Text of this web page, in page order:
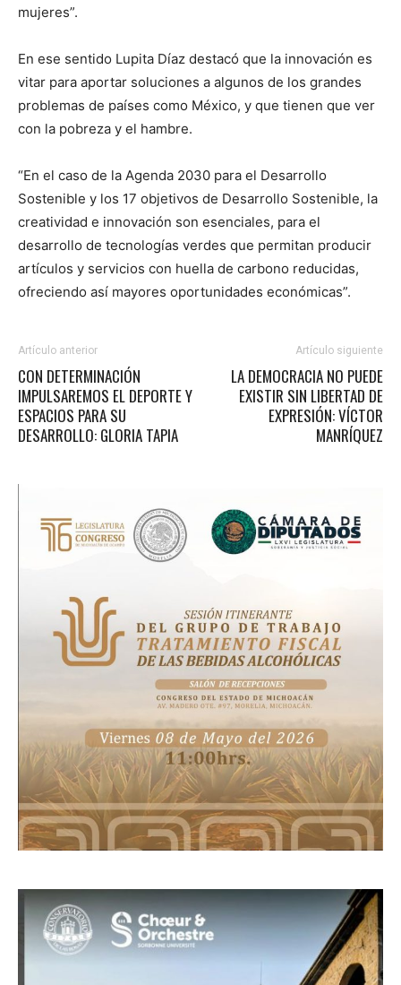
mujeres”.
En ese sentido Lupita Díaz destacó que la innovación es
vitar para aportar soluciones a algunos de los grandes
problemas de países como México, y que tienen que ver
con la pobreza y el hambre.
“En el caso de la Agenda 2030 para el Desarrollo
Sostenible y los 17 objetivos de Desarrollo Sostenible, la
creatividad e innovación son esenciales, para el
desarrollo de tecnologías verdes que permitan producir
artículos y servicios con huella de carbono reducidas,
ofreciendo así mayores oportunidades económicas”.
Artículo anterior
CON DETERMINACIÓN
IMPULSAREMOS EL DEPORTE Y
ESPACIOS PARA SU
DESARROLLO: GLORIA TAPIA
Artículo siguiente
LA DEMOCRACIA NO PUEDE
EXISTIR SIN LIBERTAD DE
EXPRESIÓN: VÍCTOR
MANRÍQUEZ